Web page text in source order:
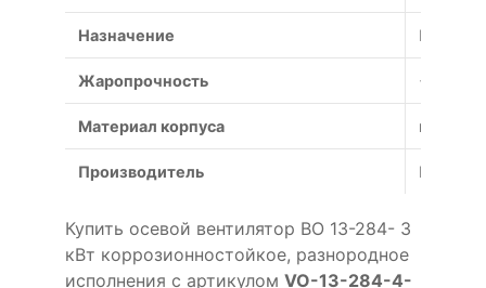
Назначение
Жаропрочность +600°С
Материал корпуса
Производитель Россия
Купить осевой вентилятор ВО 13-284- 3
кВт коррозионностойкое, разнородное
исполнения с артикулом VO-13-284-4-